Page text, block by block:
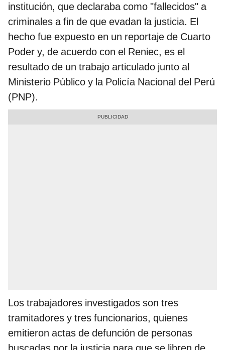
institución, que declaraba como "fallecidos" a
criminales a fin de que evadan la justicia. El
hecho fue expuesto en un reportaje de Cuarto
Poder y, de acuerdo con el Reniec, es el
resultado de un trabajo articulado junto al
Ministerio Público y la Policía Nacional del Perú
(PNP).
Los trabajadores investigados son tres
tramitadores y tres funcionarios, quienes
emitieron actas de defunción de personas